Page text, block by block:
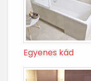
Egyenes kád